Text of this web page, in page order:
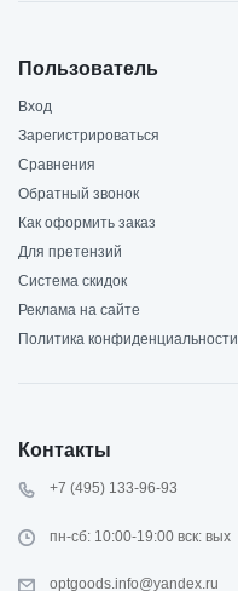
Пользователь
Вход
Зарегистрироваться
Сравнения
Обратный звонок
Как оформить заказ
Для претензий
Система скидок
Реклама на сайте
Политика конфиденциальности
Контакты
+7 (495) 133-96-93
пн-сб: 10:00-19:00 вск: вых
optgoods.info@yandex.ru